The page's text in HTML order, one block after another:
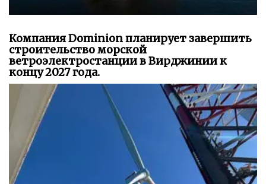
Компания Dominion планирует завершить
строительство морской
ветроэлектростанции в Вирджинии к
концу 2027 года.